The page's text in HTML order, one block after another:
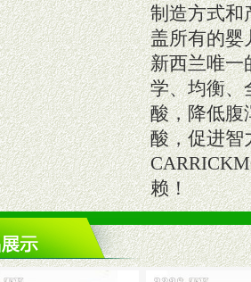
制造方式和
盖所有的婴
新西兰唯一
学、均衡、
酸，降低腹
酸，促进智
赖！